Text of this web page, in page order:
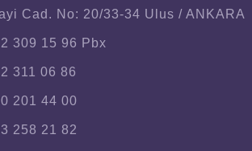
Cad. No: 20/33-34 Ulus / ANKARA
309 15 96 Pbx
311 06 86
201 44 00
258 21 82